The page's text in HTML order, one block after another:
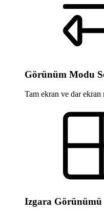
Görünüm Modu
Tam ekran ve dar ekran
Izgara Görünümü